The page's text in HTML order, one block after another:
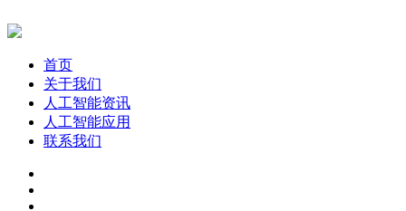
首页
关于我们
人工智能资讯
人工智能应用
联系我们